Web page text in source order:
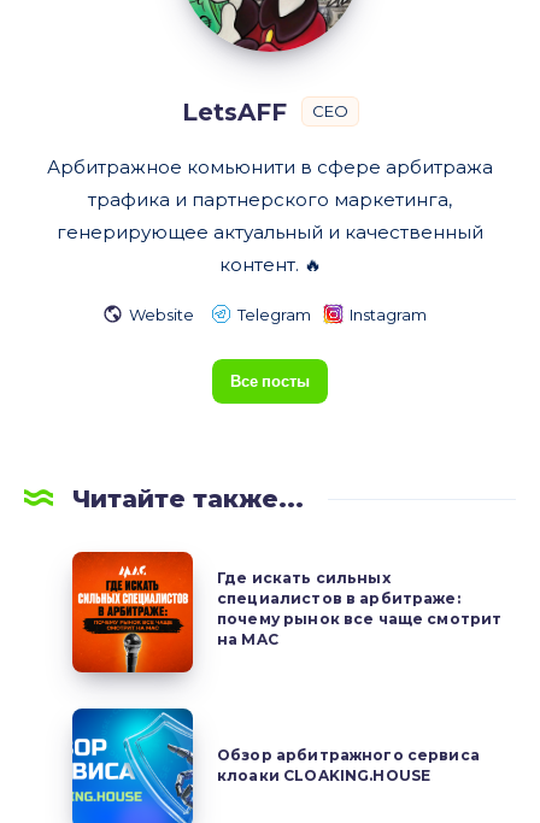
LetsAFF CEO
Арбитражное комьюнити в сфере арбитража
трафика и партнерского маркетинга,
генерирующее актуальный и качественный
контент. 🔥
Website Telegram Instagram
Все посты
Читайте также...
Где
искать
сильных
специалистов
арбитраже:
почему
рынок
все
Где искать сильных
специалистов в арбитраже:
почему рынок все чаще смотрит
на MAC
Обзор
арбитражного
сервиса
Обзор арбитражного сервиса
клоаки CLOAKING.HOUSE